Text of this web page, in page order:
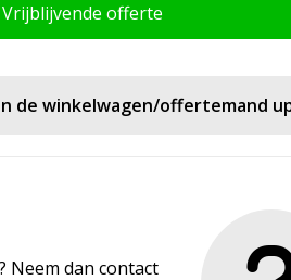
Vrijblijvende offerte
de winkelwagen/offertemand
Neem dan contact